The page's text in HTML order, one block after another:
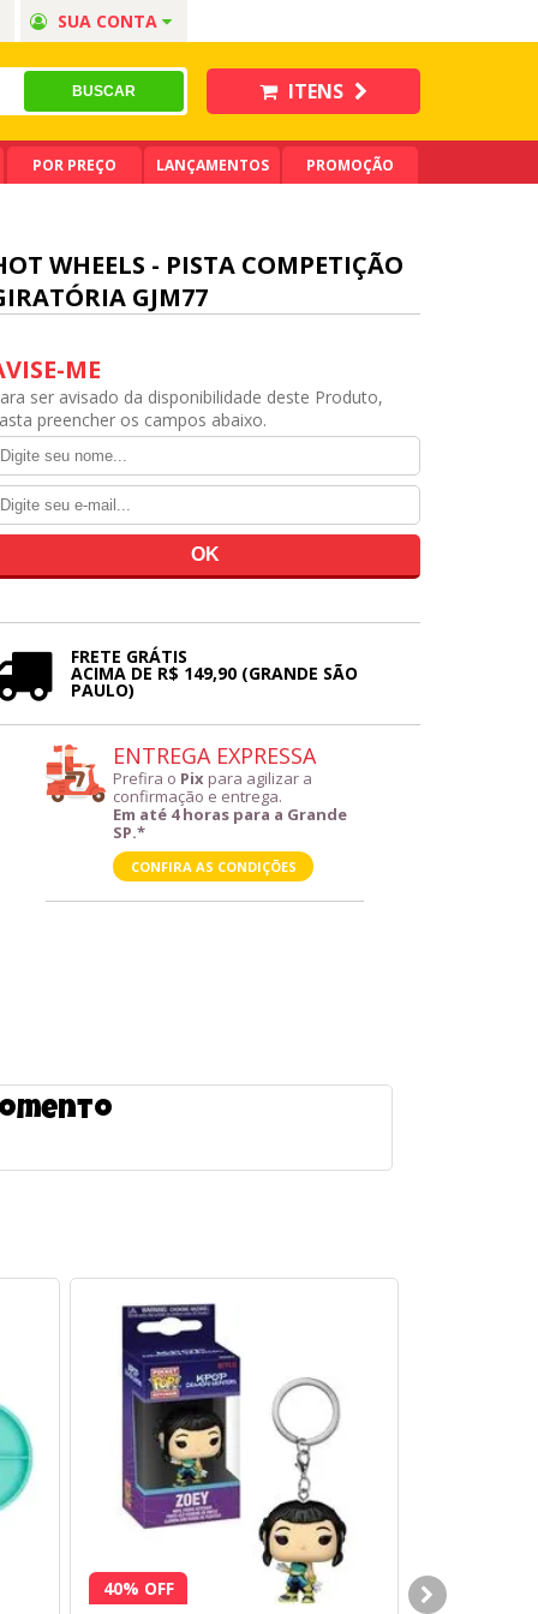
SUA CONTA
ITENS
POR PREÇO LANÇAMENTOS PROMOÇÃO
WHEELS - PISTA COMPETIÇÃO
GJM77
ME
ser avisado da disponibilidade deste Produto,
preencher os campos abaixo.
FRETE GRÁTIS
ACIMA DE R$ 149,90 (GRANDE SÃO
PAULO)
ENTREGA EXPRESSA
Prefira o Pix para agilizar a
confirmação e entrega.
Em até 4 horas para a Grande
SP.*
CONFIRA AS CONDIÇÕES
40% OFF
25% OFF